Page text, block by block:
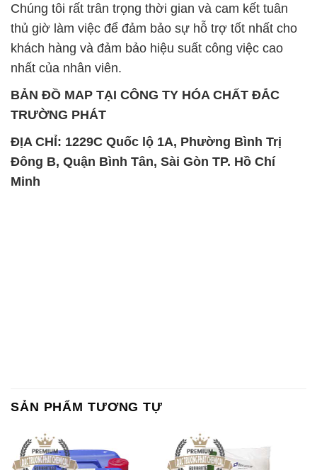
Chúng tôi rất trân trọng thời gian và cam kết tuân
thủ giờ làm việc để đảm bảo sự hỗ trợ tốt nhất cho
khách hàng và đảm bảo hiệu suất công việc cao
nhất của nhân viên.
BẢN ĐỒ MAP TẠI CÔNG TY HÓA CHẤT ĐẮC
TRƯỜNG PHÁT
ĐỊA CHỈ: 1229C Quốc lộ 1A, Phường Bình Trị
Đông B, Quận Bình Tân, Sài Gòn TP. Hồ Chí
Minh
SẢN PHẨM TƯƠNG TỰ